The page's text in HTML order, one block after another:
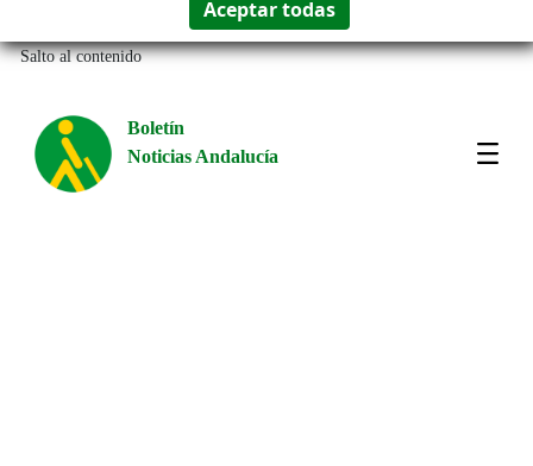
Salto al contenido
Boletín
Noticias Andalucía